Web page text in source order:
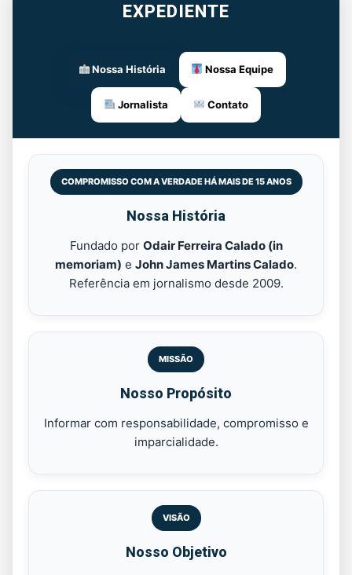
EXPEDIENTE
Nossa História Nossa Equipe
Jornalista Contato
COMPROMISSO COM A VERDADE HÁ MAIS DE 15 ANOS
Nossa História
Fundado por Odair Ferreira Calado (in
memoriam) e John James Martins Calado.
Referência em jornalismo desde 2009.
MISSÃO
Nosso Propósito
Informar com responsabilidade, compromisso e
imparcialidade.
VISÃO
Nosso Objetivo